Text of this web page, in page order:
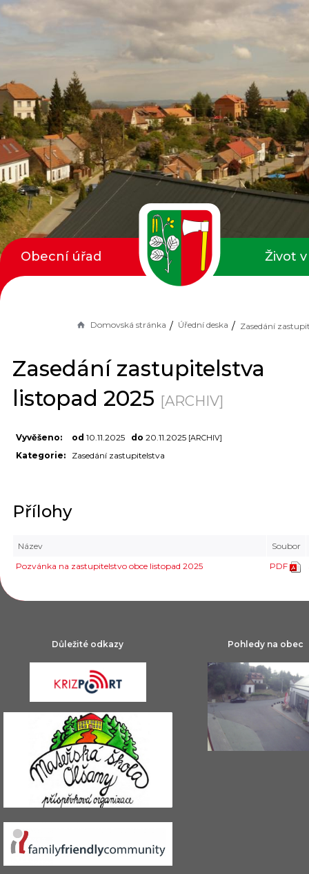
Domovská stránka Úřední deska
Zasedání zastupitelstva
listopad 2025 [ARCHIV]
Vyvěšeno: od 10.11.2025 do 20.11.2025 [ARCHIV]
Kategorie: Zasedání zastupitelstva
Přílohy
Název
Soubor
Pozvánka na zastupitelstvo obce listopad 2025
PDF
Obecní úřad Život
Důležité odkazy Pohledy na obec